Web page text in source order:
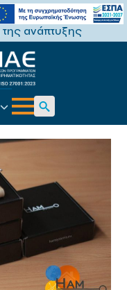
της ανάπτυξης
Search
for: